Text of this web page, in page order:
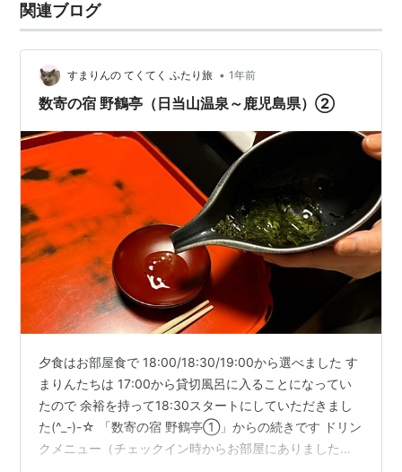
車：九州自動車道溝辺鹿児島空港ICより15分。
関連ブログ
すまりんの てくてく ふたり旅 • 1年前
数寄の宿 野鶴亭（日当山温泉～鹿児島県）②
夕食はお部屋食で 18:00/18:30/19:00から選べました す
まりんたちは 17:00から貸切風呂に入ることになってい
たので 余裕を持って18:30スタートにしていただきまし
た(^_-)-☆ 「数寄の宿 野鶴亭①」からの続きです ドリン
クメニュー（チェックイン時からお部屋にありました）